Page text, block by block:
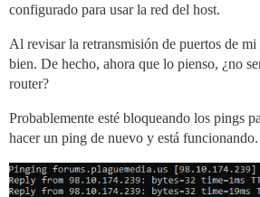
configurado para usar la red del host.
Al revisar la retransmisión de puertos de mi
bien. De hecho, ahora que lo pienso, ¿no
router?
Probablemente esté bloqueando los pings
hacer un ping de nuevo y está funcionando.